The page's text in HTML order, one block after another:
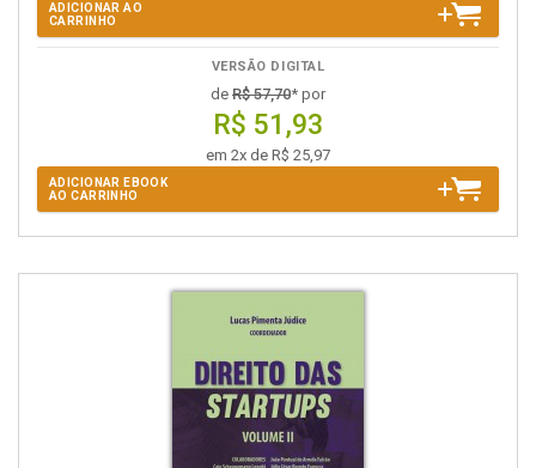
ADICIONAR AO
CARRINHO
VERSÃO DIGITAL
de R$ 57,70* por
R$ 51,93
em 2x de R$ 25,97
ADICIONAR EBOOK
AO CARRINHO